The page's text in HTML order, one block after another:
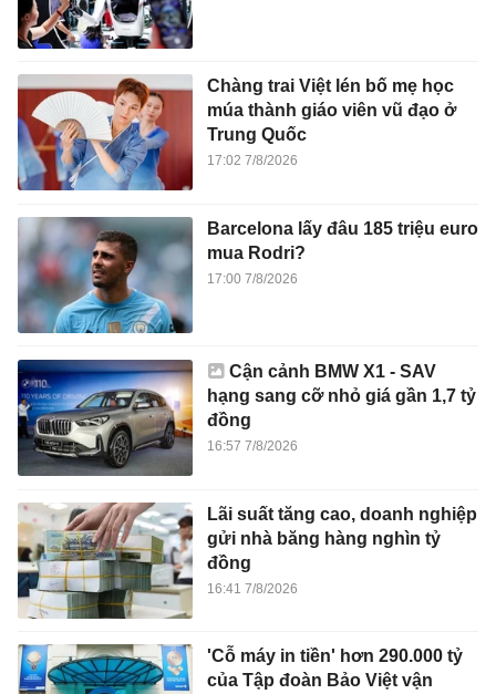
Chàng trai Việt lén bố mẹ học
múa thành giáo viên vũ đạo ở
Trung Quốc
17:02 7/8/2026
Barcelona lấy đâu 185 triệu euro
mua Rodri?
17:00 7/8/2026
Cận cảnh BMW X1 - SAV
hạng sang cỡ nhỏ giá gần 1,7 tỷ
đồng
16:57 7/8/2026
Lãi suất tăng cao, doanh nghiệp
gửi nhà băng hàng nghìn tỷ
đồng
16:41 7/8/2026
'Cỗ máy in tiền' hơn 290.000 tỷ
của Tập đoàn Bảo Việt vận